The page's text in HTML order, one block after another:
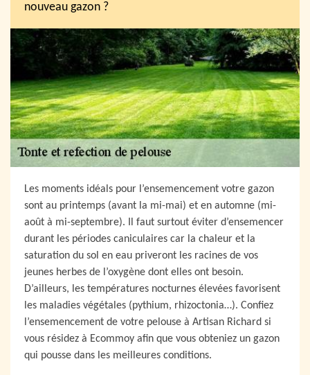
nouveau gazon ?
Les moments idéals pour l’ensemencement votre gazon
sont au printemps (avant la mi-mai) et en automne (mi-
août à mi-septembre). Il faut surtout éviter d’ensemencer
durant les périodes caniculaires car la chaleur et la
saturation du sol en eau priveront les racines de vos
jeunes herbes de l’oxygène dont elles ont besoin.
D’ailleurs, les températures nocturnes élevées favorisent
les maladies végétales (pythium, rhizoctonia…). Confiez
l’ensemencement de votre pelouse à Artisan Richard si
vous résidez à Ecommoy afin que vous obteniez un gazon
qui pousse dans les meilleures conditions.